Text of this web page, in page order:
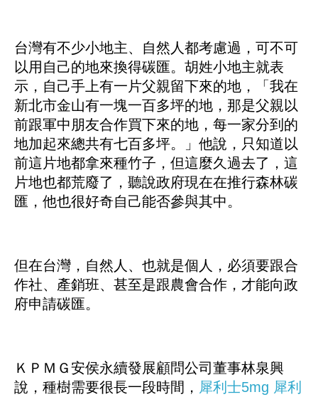
台灣有不少小地主、自然人都考慮過，可不可
以用自己的地來換得碳匯。胡姓小地主就表
示，自己手上有一片父親留下來的地，「我在
新北市金山有一塊一百多坪的地，那是父親以
前跟軍中朋友合作買下來的地，每一家分到的
地加起來總共有七百多坪。」他說，只知道以
前這片地都拿來種竹子，但這麼久過去了，這
片地也都荒廢了，聽說政府現在在推行森林碳
匯，他也很好奇自己能否參與其中。
但在台灣，自然人、也就是個人，必須要跟合
作社、產銷班、甚至是跟農會合作，才能向政
府申請碳匯。
ＫＰＭＧ安侯永續發展顧問公司董事林泉興
說，種樹需要很長一段時間， 犀利士5mg 犀利